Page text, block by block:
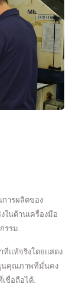
ารผลิตของ
ในด้านเครื่องมือ
รรม.
แท้จริงโดยแสดง
นุนคุณภาพที่มั่นคง
ชื่อถือได้.